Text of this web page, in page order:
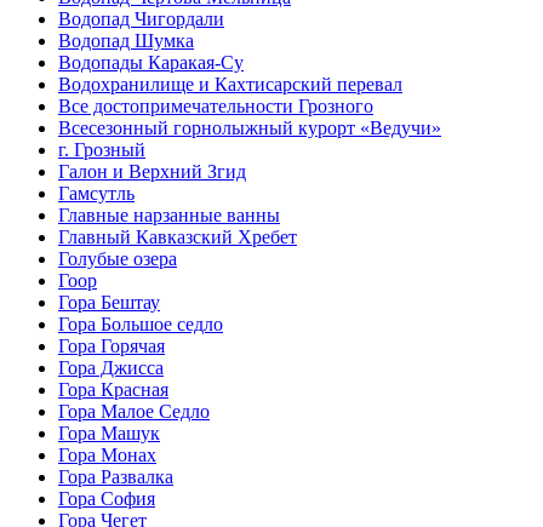
Водопад Чигордали
Водопад Шумка
Водопады Каракая-Су
Водохранилище и Кахтисарский перевал
Все достопримечательности Грозного
Всесезонный горнолыжный курорт «Ведучи»
г. Грозный
Галон и Верхний Згид
Гамсутль
Главные нарзанные ванны
Главный Кавказский Хребет
Голубые озера
Гоор
Гора Бештау
Гора Большое седло
Гора Горячая
Гора Джисса
Гора Красная
Гора Малое Седло
Гора Машук
Гора Монах
Гора Развалка
Гора София
Гора Чегет